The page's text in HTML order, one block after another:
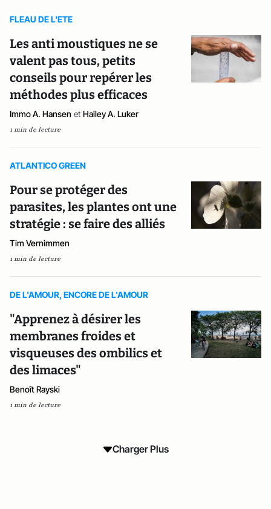
FLEAU DE L'ETE
Les anti moustiques ne se
valent pas tous, petits
conseils pour repérer les
méthodes plus efficaces
Immo A. Hansen et Hailey A. Luker
1 min de lecture
ATLANTICO GREEN
Pour se protéger des
parasites, les plantes ont une
stratégie : se faire des alliés
Tim Vernimmen
1 min de lecture
DE L'AMOUR, ENCORE DE L'AMOUR
"Apprenez à désirer les
membranes froides et
visqueuses des ombilics et
des limaces"
Benoît Rayski
1 min de lecture
Charger Plus